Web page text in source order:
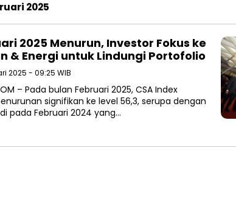
2025
2025 Menurun, Investor Fokus ke
& Energi untuk Lindungi Portofolio
2025 - 09:25 WIB
– Pada bulan Februari 2025, CSA Index
signifikan ke level 56,3, serupa dengan
pada Februari 2024 yang…